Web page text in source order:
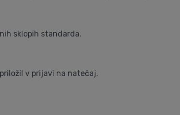
sklopih standarda.
v prijavi na natečaj,